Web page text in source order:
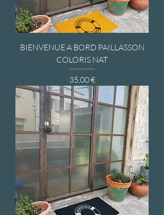
BIENVENUE A BORD PAILLASSON
COLORIS NAT
Prix
35,00 €